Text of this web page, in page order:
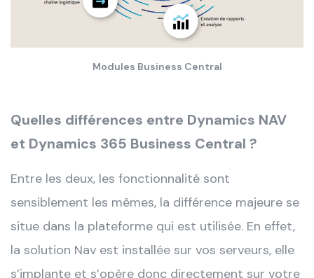
Modules Business Central
Quelles différences entre Dynamics NAV
et Dynamics 365 Business Central ?
Entre les deux, les fonctionnalité sont
sensiblement les mêmes, la différence majeure se
situe dans la plateforme qui est utilisée. En effet,
la solution Nav est installée sur vos serveurs, elle
s’implante et s’opère donc directement sur votre